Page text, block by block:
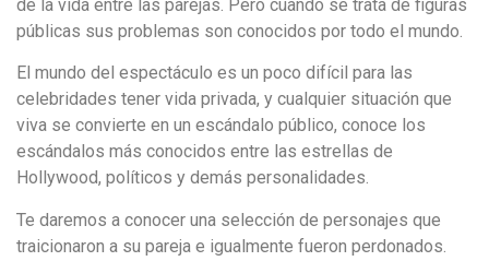
de la vida entre las parejas. Pero cuando se trata de figuras
públicas sus problemas son conocidos por todo el mundo.
El mundo del espectáculo es un poco difícil para las
celebridades tener vida privada, y cualquier situación que
viva se convierte en un escándalo público, conoce los
escándalos más conocidos entre las estrellas de
Hollywood, políticos y demás personalidades.
Te daremos a conocer una selección de personajes que
traicionaron a su pareja e igualmente fueron perdonados.